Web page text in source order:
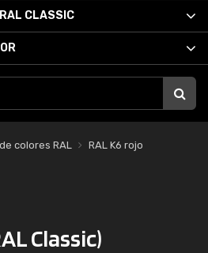
RAL CLASSIC
colores RAL RAL K6 rojo
Classic)